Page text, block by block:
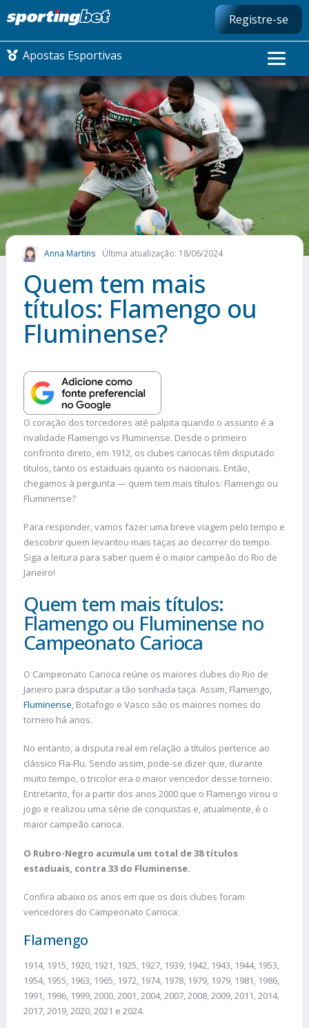
Registre-se
Apostas Esportivas
CONMEBOL LIBERTADORES
FUTEBOL NACIONAL
FUTEBOL INTERNACIONAL
COMO APOSTAR
MAIS ESPORTES
Anna Martins Última atualização: 18/06/2024
Quem tem mais
títulos: Flamengo ou
Fluminense?
O coração dos torcedores até palpita quando o assunto é a
rivalidade Flamengo vs Fluminense. Desde o primeiro
confronto direto, em 1912, os clubes cariocas têm disputado
títulos, tanto os estaduais quanto os nacionais. Então,
chegamos à pergunta — quem tem mais títulos: Flamengo ou
Fluminense?
Para responder, vamos fazer uma breve viagem pelo tempo e
descobrir quem levantou mais taças ao decorrer do tempo.
Siga a leitura para saber quem é o maior campeão do Rio de
Janeiro!
Quem tem mais títulos:
Flamengo ou Fluminense no
Campeonato Carioca
O Campeonato Carioca reúne os maiores clubes do Rio de
Janeiro para disputar a tão sonhada taça. Assim, Flamengo,
Fluminense, Botafogo e Vasco são os maiores nomes do
torneio há anos.
No entanto, a disputa real em relação a títulos pertence ao
clássico Fla-Flu. Sendo assim, pode-se dizer que, durante
muito tempo, o tricolor era o maior vencedor desse torneio.
Entretanto, foi a partir dos anos 2000 que o Flamengo virou o
jogo e realizou uma série de conquistas e, atualmente, é o
maior campeão carioca.
O Rubro-Negro acumula um total de 38 títulos
estaduais, contra 33 do Fluminense.
Confira abaixo os anos em que os dois clubes foram
vencedores do Campeonato Carioca:
Flamengo
1914, 1915, 1920, 1921, 1925, 1927, 1939, 1942, 1943, 1944, 1953,
1954, 1955, 1963, 1965, 1972, 1974, 1978, 1979, 1979, 1981, 1986,
1991, 1996, 1999, 2000, 2001, 2004, 2007, 2008, 2009, 2011, 2014,
2017, 2019, 2020, 2021 e 2024.